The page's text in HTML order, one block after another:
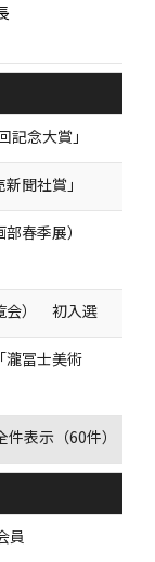
記念大賞」
聞社賞」
部春季展）
会） 初入選
瀧冨士美術
件表示（60件）
員